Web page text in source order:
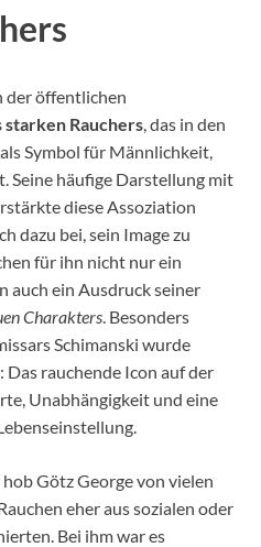
der öffentlichen
starken Rauchers , das in den
Symbol für Männlichkeit,
Seine häufige Darstellung mit
diese Assoziation
dazu bei, sein Image zu
für ihn nicht nur ein
auch ein Ausdruck seiner
Charakters . Besonders
Schimanski wurde
rauchende Icon auf der
Unabhängigkeit und eine
hob Götz George von vielen
eher aus sozialen oder
Bei ihm war es